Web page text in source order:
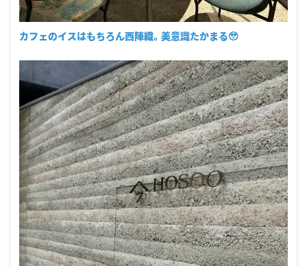
カフェのイスはもちろん西陣織。美意識たかまる🥹